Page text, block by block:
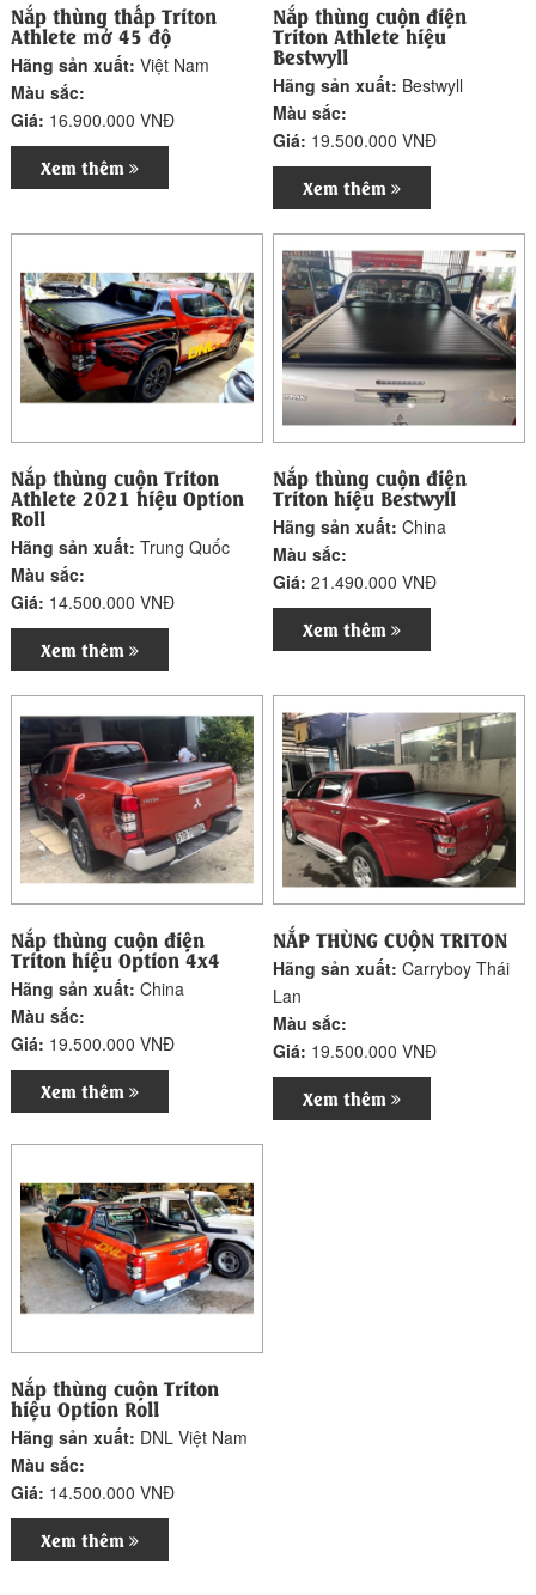
Nắp thùng thấp Triton
Athlete mở 45 độ
Hãng sản xuất:Việt Nam
Màu sắc:
Giá: 16.900.000 VNĐ
Xem thêm
Nắp thùng cuộn điện
Triton Athlete hiệu
Bestwyll
Hãng sản xuất: Bestwyll
Màu sắc:
Giá: 19.500.000 VNĐ
Xem thêm
Nắp thùng cuộn Triton
Athlete 2021 hiệu Option
Roll
Hãng sản xuất:Trung Quốc
Màu sắc:
Giá: 14.500.000 VNĐ
Xem thêm
Nắp thùng cuộn điện
Triton hiệu Bestwyll
Hãng sản xuất:China
Màu sắc:
Giá:21.490.000 VNĐ
Xem thêm
Nắp thùng cuộn điện
Triton hiệu Option 4x4
Hãng sản xuất:China
Màu sắc:
Giá: 19.500.000 VNĐ
Xem thêm
NẮP THÙNG CUỘN TRITON
Hãng sản xuất:Carryboy Thái
Lan
Màu sắc:
Giá: 19.500.000 VNĐ
Xem thêm
Nắp thùng cuộn Triton
hiệu Option Roll
Hãng sản xuất: DNL Việt Nam
Màu sắc:
Giá: 14.500.000 VNĐ
Xem thêm